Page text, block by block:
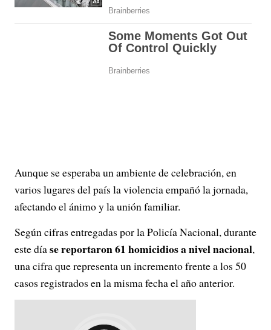
Aunque se esperaba un ambiente de celebración, en
varios lugares del país la violencia empañó la jornada,
afectando el ánimo y la unión familiar.
Según cifras entregadas por la Policía Nacional, durante
este díase reportaron 61 homicidios a nivel nacional,
una cifra que representa un incremento frente a los 50
casos registrados en la misma fecha el año anterior.